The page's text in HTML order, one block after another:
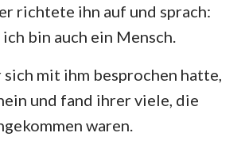
3
richtete ihn auf und sprach:
bin auch ein Mensch.
sich mit ihm besprochen hatte,
und fand ihrer viele, die
waren.